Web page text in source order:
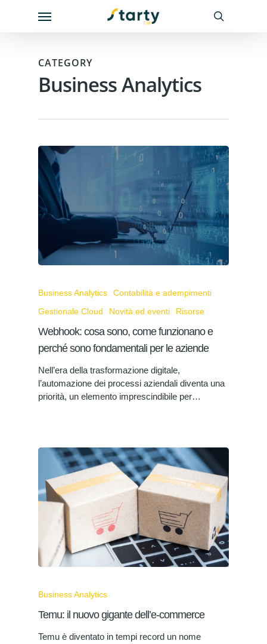
Menu
CATEGORY
Business Analytics
Business Analytics
Contabilità e adempimenti
Gestionale Cloud
Novità ed eventi Risorse
Webhook: cosa sono, come funzionano e
perché sono fondamentali per le aziende
Nell’era della trasformazione digitale,
l’automazione dei processi aziendali diventa una
priorità, un elemento imprescindibile per…
Business Analytics
Temu: il nuovo gigante dell’e-commerce
Temu è diventato in tempi record un nome